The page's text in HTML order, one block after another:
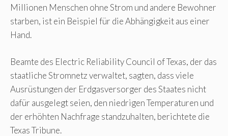
Millionen Menschen ohne Strom und andere Bewohner
starben, ist ein Beispiel für die Abhängigkeit aus einer
Hand.
Beamte des Electric Reliability Council of Texas, der das
staatliche Stromnetz verwaltet, sagten, dass viele
Ausrüstungen der Erdgasversorger des Staates nicht
dafür ausgelegt seien, den niedrigen Temperaturen und
der erhöhten Nachfrage standzuhalten, berichtete die
Texas Tribune.